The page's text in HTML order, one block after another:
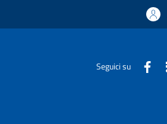
Seguici su